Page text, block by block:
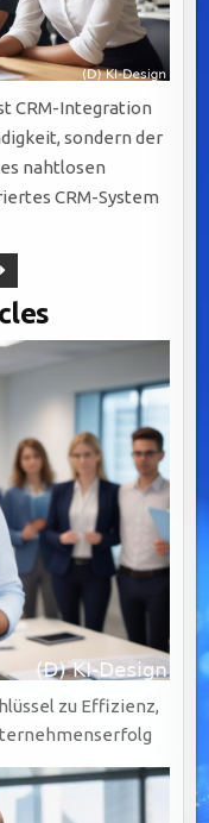
CRM-Integration
sondern der
nahtlosen
CRM-System
NACHHALTIGES
zu Effizienz,